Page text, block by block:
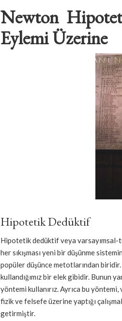
Newton
Eylemi Üzerine
Hipotetik Dedüktif
Hipotetik dedüktif veya varsayımsal-
her sıkışması yeni bir düşünme
popüler düşünce metotlarından
kullandığımız bir elek gibidir. Bunun
yöntemi kullanırız. Ayrıca bu
fizik ve felsefe üzerine yaptığı
getirmiştir.